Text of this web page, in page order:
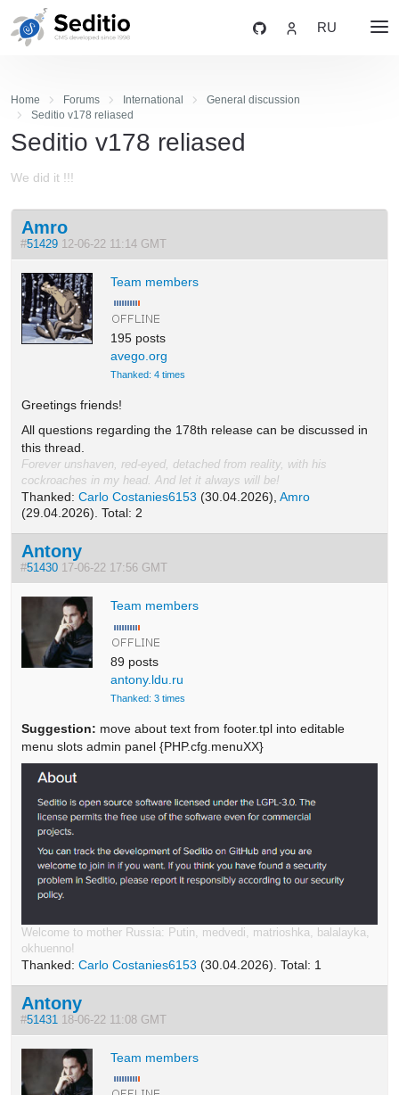
RU
Home Forums International
General discussion
Seditio v178 reliased
Seditio v178 reliased
We did it !!!
Amro
#51429 12-06-22 11:14 GMT
Team members
195 posts
avego.org
Thanked: 4 times
Greetings friends!
All questions regarding the 178th release can be discussed in
this thread.
Forever unshaven, red-eyed, detached from reality, with his
cockroaches in my head. And let it always will be!
Thanked:Carlo Costanies6153 (30.04.2026),Amro
(29.04.2026). Total: 2
Antony
#51430 17-06-22 17:56 GMT
Team members
89 posts
antony.ldu.ru
Thanked: 3 times
Suggestion: move about text from footer.tpl into editable
menu slots admin panel {PHP.cfg.menuXX}
Welcome to mother Russia: Putin, medvedi, matrioshka, balalayka,
okhuenno!
Thanked:Carlo Costanies6153 (30.04.2026). Total: 1
Antony
#51431 18-06-22 11:08 GMT
Team members